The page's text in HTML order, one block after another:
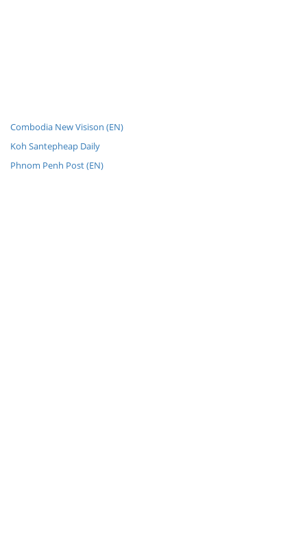
Combodia New Visison (EN)
Koh Santepheap Daily
Phnom Penh Post (EN)